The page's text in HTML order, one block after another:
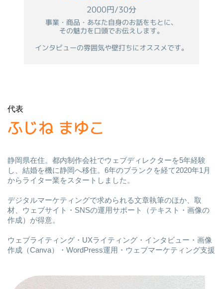
2000円/30分
事業・商品・あなた自身のお話をもとに、
その魅力を口頭でお伝えします。
インタビューの雰囲気や壁打ちにオススメです。
代表
ふじね まゆこ
静岡県在住。都内制作会社でウェブディレクターを5年経験
し、結婚を機に静岡へ移住。6年のブランクを経て2020年1月
からライター業をスタートしました。
デジタルマーケティングで求められる文章執筆のほか、取
材、ウェブサイト・SNSの運用サポート（テキスト・画像の
作成）が得意。
ウェブライティング・UXライティング・インタビュー・画像
作成（Canva）・WordPress運用・ウェブマーケティング支援